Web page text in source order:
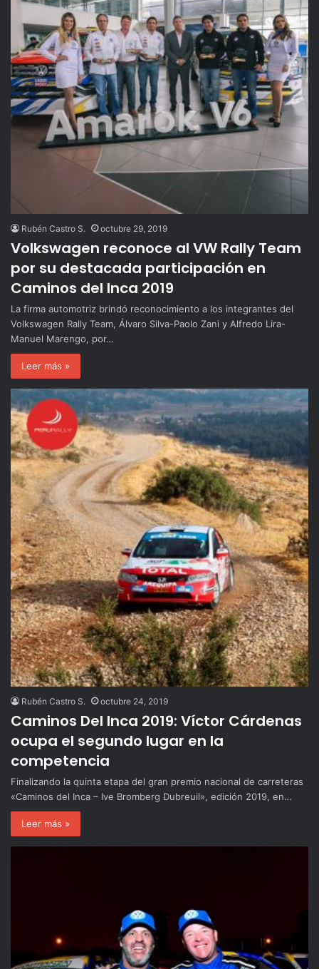
Rubén Castro S. octubre 29, 2019
Volkswagen reconoce al VW Rally Team
por su destacada participación en
Caminos del Inca 2019
La firma automotriz brindó reconocimiento a los integrantes del
Volkswagen Rally Team, Álvaro Silva-Paolo Zani y Alfredo Lira-
Manuel Marengo, por…
Leer más »
Rubén Castro S. octubre 24, 2019
Caminos Del Inca 2019: Víctor Cárdenas
ocupa el segundo lugar en la
competencia
Finalizando la quinta etapa del gran premio nacional de carreteras
«Caminos del Inca – Ive Bromberg Dubreuil», edición 2019, en…
Leer más »